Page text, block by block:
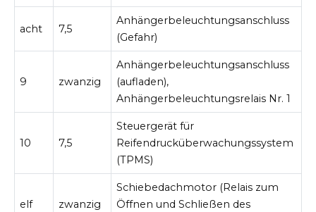
acht 7,5
Anhängerbeleuchtungsanschluss
(Gefahr)
9 zwanzig
Anhängerbeleuchtungsanschluss
(aufladen),
Anhängerbeleuchtungsrelais Nr. 1
10 7,5
Steuergerät für
Reifendrucküberwachungssystem
(TPMS)
elf zwanzig
Schiebedachmotor (Relais zum
Öffnen und Schließen des